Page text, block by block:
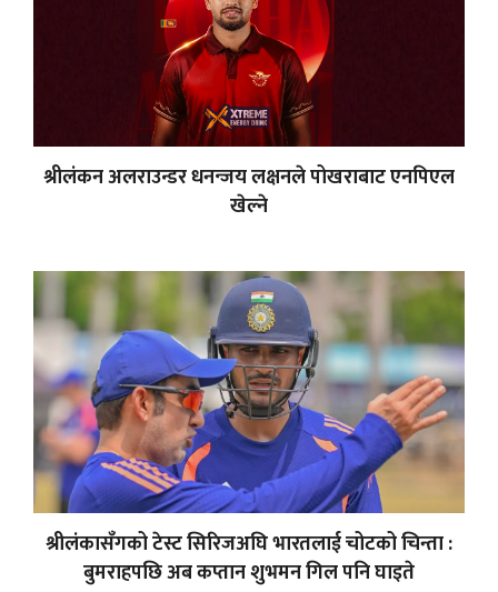
श्रीलंकन अलराउन्डर धनन्जय लक्षनले पोखराबाट एनपिएल
खेल्ने
श्रीलंकासँगको टेस्ट सिरिजअघि भारतलाई चोटको चिन्ता :
बुमराहपछि अब कप्तान शुभमन गिल पनि घाइते